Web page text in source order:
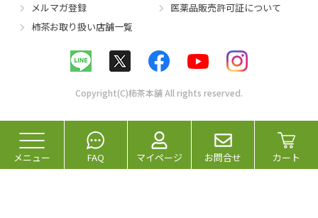
メニュー FAQ マイページ お問合せ カート
メルマガ登録
医薬品販売許可証について
柿茶お取り扱い店舗一覧
Copyright(C)柿茶本舗 All rights reserved.